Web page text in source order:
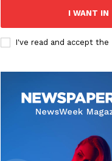
I WANT IN
I've read and accept the